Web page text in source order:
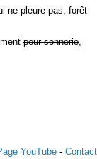
ne pleure pas, forêt
pour sonnerie,
YouTube- Contact